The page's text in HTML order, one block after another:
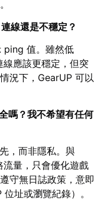
線還是不穩定？
ping 值。雖然低
應該更穩定，但突
況下，GearUP 可以
嗎？我不希望有任何
，而非隱私。與
量，只會優化遊戲
守無日誌政策，意即
址或瀏覽紀錄）。